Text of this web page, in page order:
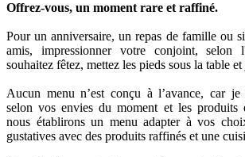
Offrez-vous, un moment rare et raffiné.
Pour un anniversaire, un repas de famille ou
amis, impressionner votre conjoint, selon
souhaitez fêtez, mettez les pieds sous la table
Aucun menu n’est conçu à l’avance, car je
selon vos envies du moment et les produits
nous établirons un menu adapter à vos
gustatives avec des produits raffinés et une